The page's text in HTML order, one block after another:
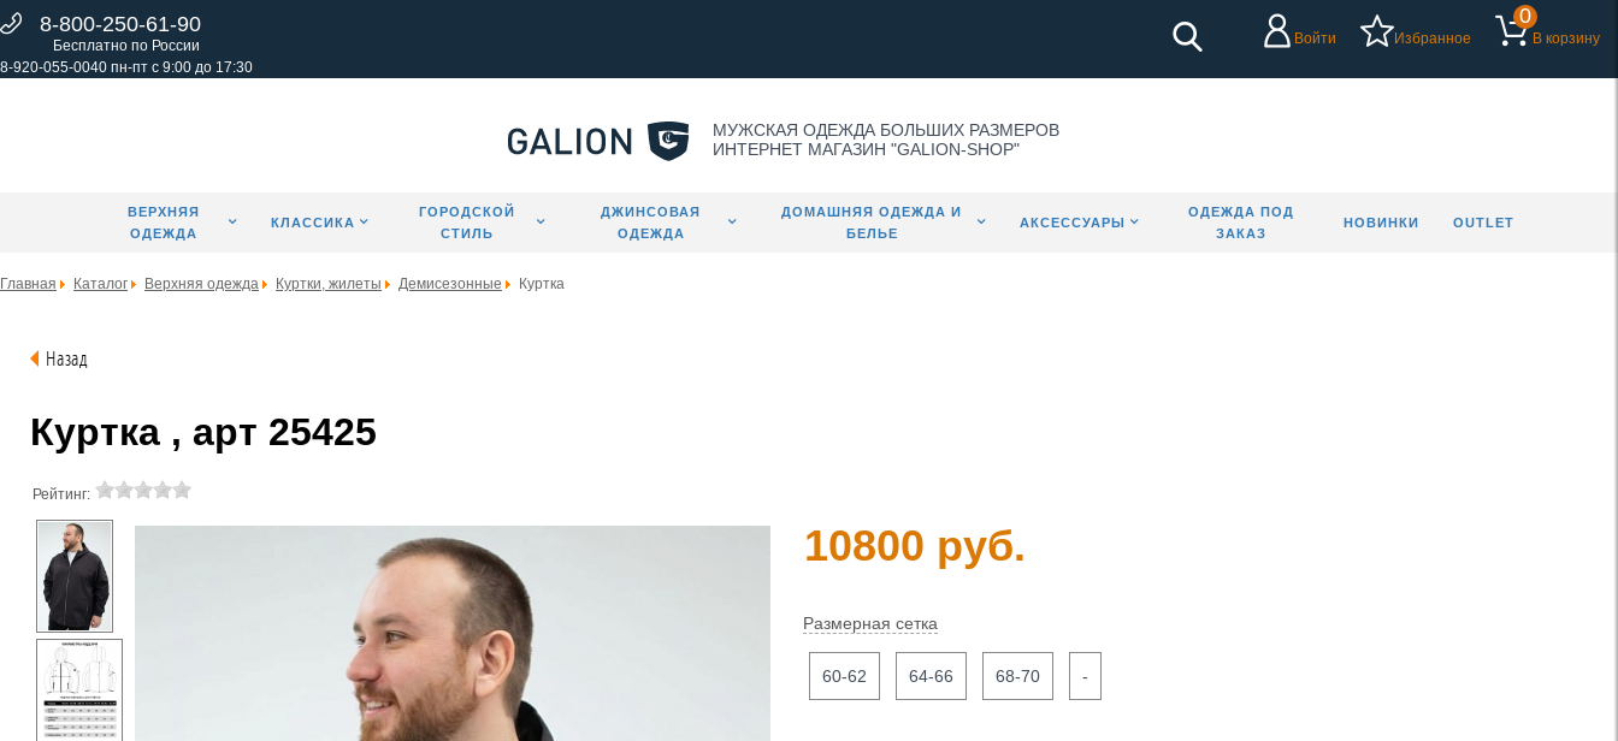
8-800-250-61-90
Бесплатно по России
8-920-055-0040 пн-пт с 9:00 до 17:30
Войти Избранное
0
В корзину
МУЖСКАЯ ОДЕЖДА БОЛЬШИХ РАЗМЕРОВ
ИНТЕРНЕТ МАГАЗИН "GALION-SHOP"
ВЕРХНЯЯ
ОДЕЖДА
КЛАССИКА
ГОРОДСКОЙ
СТИЛЬ
ДЖИНСОВАЯ
ОДЕЖДА
ДОМАШНЯЯ ОДЕЖДА И
БЕЛЬЕ
АКСЕССУАРЫ
ОДЕЖДА ПОД
ЗАКАЗ
НОВИНКИ OUTLET
Главная Каталог Верхняя одежда Куртки, жилеты Демисезонные Куртка
Назад
Куртка , арт 25425
Рейтинг:
10800 руб.
Размерная сетка
60-62 64-66 68-70 -